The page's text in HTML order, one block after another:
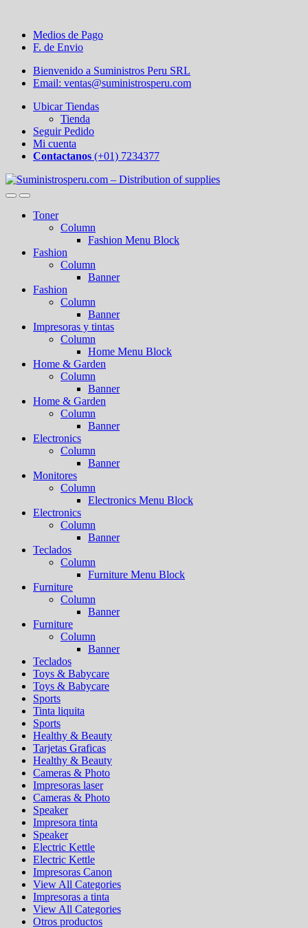
Medios de Pago
F. de Envio
Bienvenido a Suministros Peru SRL
Email: ventas@suministrosperu.com
Ubicar Tiendas
Tienda
Seguir Pedido
Mi cuenta
Contactanos (+01) 7234377
Toner
Column
Fashion Menu Block
Fashion
Column
Banner
Fashion
Column
Banner
Impresoras y tintas
Column
Home Menu Block
Home & Garden
Column
Banner
Home & Garden
Column
Banner
Electronics
Column
Banner
Monitores
Column
Electronics Menu Block
Electronics
Column
Banner
Teclados
Column
Furniture Menu Block
Furniture
Column
Banner
Furniture
Column
Banner
Teclados
Toys & Babycare
Toys & Babycare
Sports
Tinta liquita
Sports
Healthy & Beauty
Tarjetas Graficas
Healthy & Beauty
Cameras & Photo
Impresoras laser
Cameras & Photo
Speaker
Impresora tinta
Speaker
Electric Kettle
Electric Kettle
Impresoras Canon
View All Categories
Impresoras a tinta
View All Categories
Otros productos